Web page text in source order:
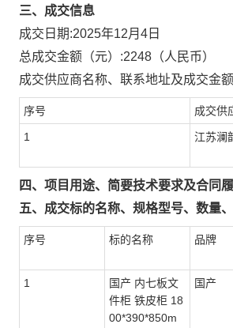
三、成交信息
成交日期:2025年12月4日
总成交金额（元）:2248 （人民币）
成交供应商名称、联系地址及成交金
序号 成交供
1 江苏澜
四、项目用途、简要技术要求及合同
五、成交标的名称、规格型号、数量
序号 标的名称 品牌
1
国产 内七板文
件柜 铁皮柜 18
00*390*850m
国产